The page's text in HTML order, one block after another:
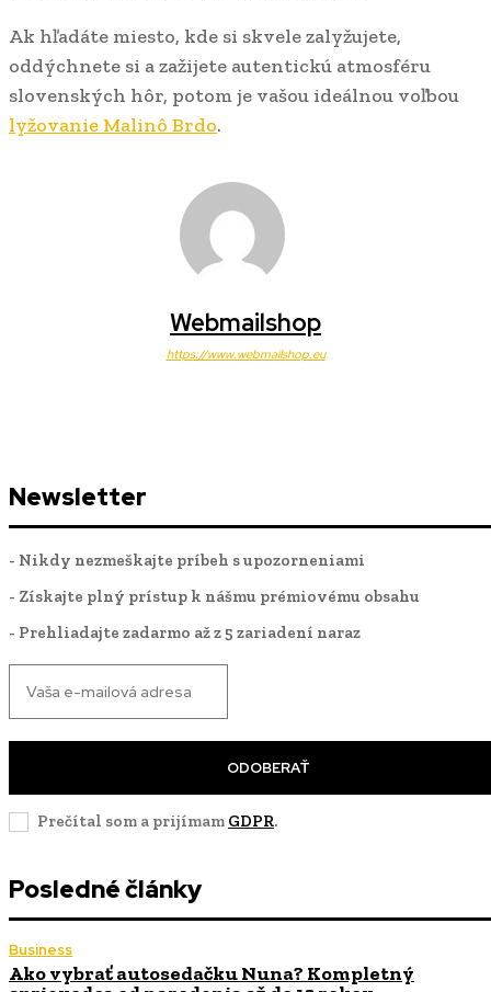
Ak hľadáte miesto, kde si skvele zalyžujete,
oddýchnete si a zažijete autentickú atmosféru
slovenských hôr, potom je vašou ideálnou voľbou
lyžovanie Malinô Brdo.
Webmailshop
https://www.webmailshop.eu
Newsletter
- Nikdy nezmeškajte príbeh s upozorneniami
- Získajte plný prístup k nášmu prémiovému obsahu
- Prehliadajte zadarmo až z 5 zariadení naraz
ODOBERAŤ
Prečítal som a prijímam GDPR.
Posledné články
Business
Ako vybrať autosedačku Nuna? Kompletný